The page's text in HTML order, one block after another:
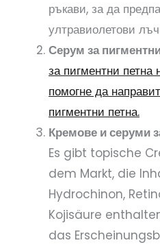
ръкави, за да
ултравиолетови
Серум за
за пигментни
помогне да
пигментни петна.
Кремове и серуми
Es gibt topische
dem Markt, die
Hydrochinon,
Kojisäure
das